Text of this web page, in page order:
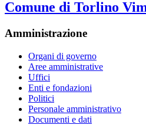
Comune di Torlino
Amministrazione
Organi di governo
Aree amministrative
Uffici
Enti e fondazioni
Politici
Personale amministrativo
Documenti e dati